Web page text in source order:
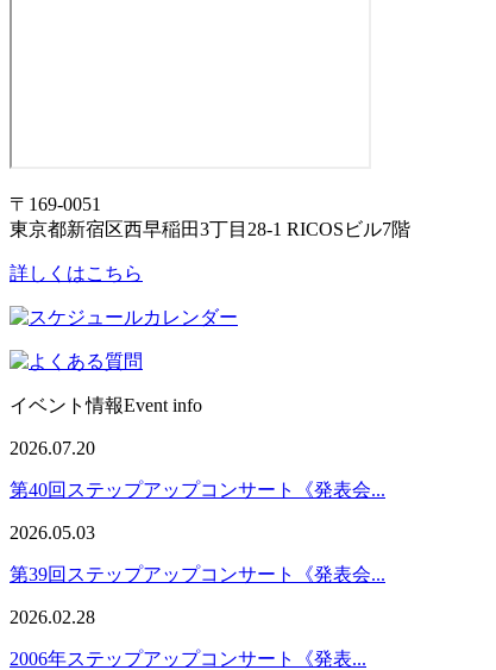
〒169-0051
東京都新宿区西早稲田3丁目28-1 RICOSビル7階
詳しくはこちら
イベント情報Event info
2026.07.20
第40回ステップアップコンサート《発表会...
2026.05.03
第39回ステップアップコンサート《発表会...
2026.02.28
2006年ステップアップコンサート《発表...